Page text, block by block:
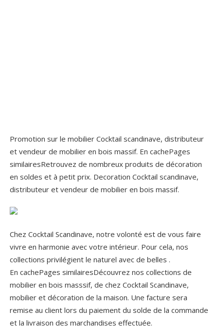
Promotion sur le mobilier Cocktail scandinave, distributeur
et vendeur de mobilier en bois massif. En cachePages
similairesRetrouvez de nombreux produits de décoration
en soldes et à petit prix. Decoration Cocktail scandinave,
distributeur et vendeur de mobilier en bois massif.
Chez Cocktail Scandinave, notre volonté est de vous faire
vivre en harmonie avec votre intérieur. Pour cela, nos
collections privilégient le naturel avec de belles .
En cachePages similairesDécouvrez nos collections de
mobilier en bois masssif, de chez Cocktail Scandinave,
mobilier et décoration de la maison. Une facture sera
remise au client lors du paiement du solde de la commande
et la livraison des marchandises effectuée.